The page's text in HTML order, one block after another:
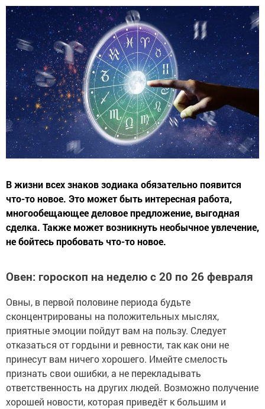
В жизни всех знаков зодиака обязательно появится
что-то новое. Это может быть интересная работа,
многообещающее деловое предложение, выгодная
сделка. Также может возникнуть необычное увлечение,
не бойтесь пробовать что-то новое.
Овен: гороскоп на неделю с 20 по 26 февраля
Овны, в первой половине периода будьте
сконцентрированы на положительных мыслях,
приятные эмоции пойдут вам на пользу. Следует
отказаться от гордыни и ревности, так как они не
принесут вам ничего хорошего. Имейте смелость
признать свои ошибки, а не перекладывать
ответственность на других людей. Возможно получение
хорошей новости, которая приведёт к большим и